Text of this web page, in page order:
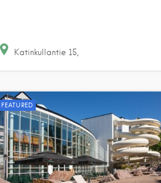
Katinkullantie 15
FEATURED